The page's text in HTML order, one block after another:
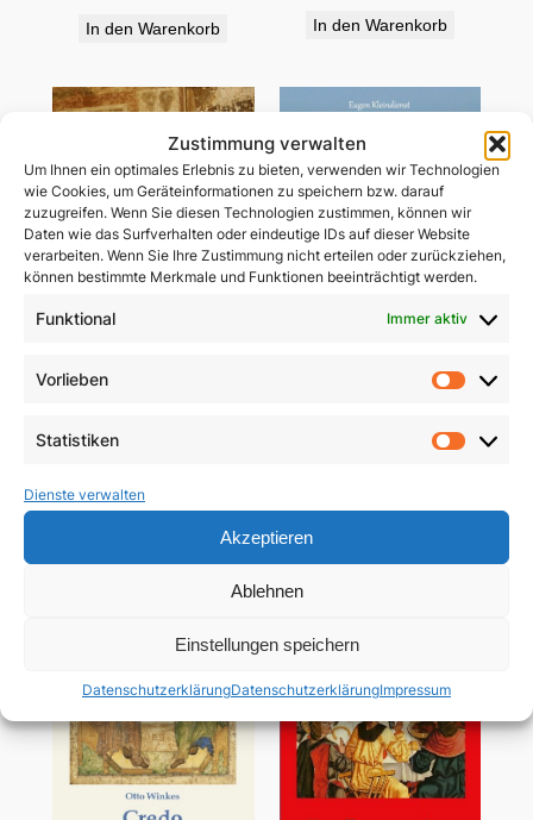
Zustimmung verwalten
Um Ihnen ein optimales Erlebnis zu bieten, verwenden wir Technologien
wie Cookies, um Geräteinformationen zu speichern bzw. darauf
zuzugreifen. Wenn Sie diesen Technologien zustimmen, können wir
Daten wie das Surfverhalten oder eindeutige IDs auf dieser Website
verarbeiten. Wenn Sie Ihre Zustimmung nicht erteilen oder zurückziehen,
können bestimmte Merkmale und Funktionen beeinträchtigt werden.
Funktional Immer aktiv
Vorlieben
Statistiken
Dienste verwalten
Akzeptieren
Ablehnen
Einstellungen speichern
DatenschutzerklärungDatenschutzerklärungImpressum
In den Warenkorb In den Warenkorb
In den Warenkorb